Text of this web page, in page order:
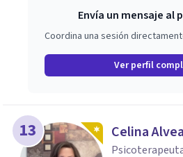
Envía un mensaje al
Coordina una sesión
Ver perfil
13 Celina